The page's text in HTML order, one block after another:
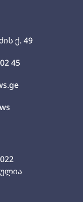
ქ. 49
45